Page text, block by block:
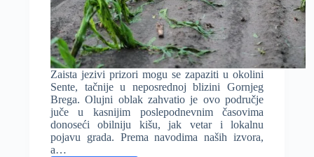
Zaista jezivi prizori mogu se zapaziti u okolini
Sente, tačnije u neposrednoj blizini Gornjeg
Brega. Olujni oblak zahvatio je ovo područje
juče u kasnijim poslepodnevnim časovima
donoseći obilniju kišu, jak vetar i lokalnu
pojavu grada. Prema navodima naših izvora,
a…